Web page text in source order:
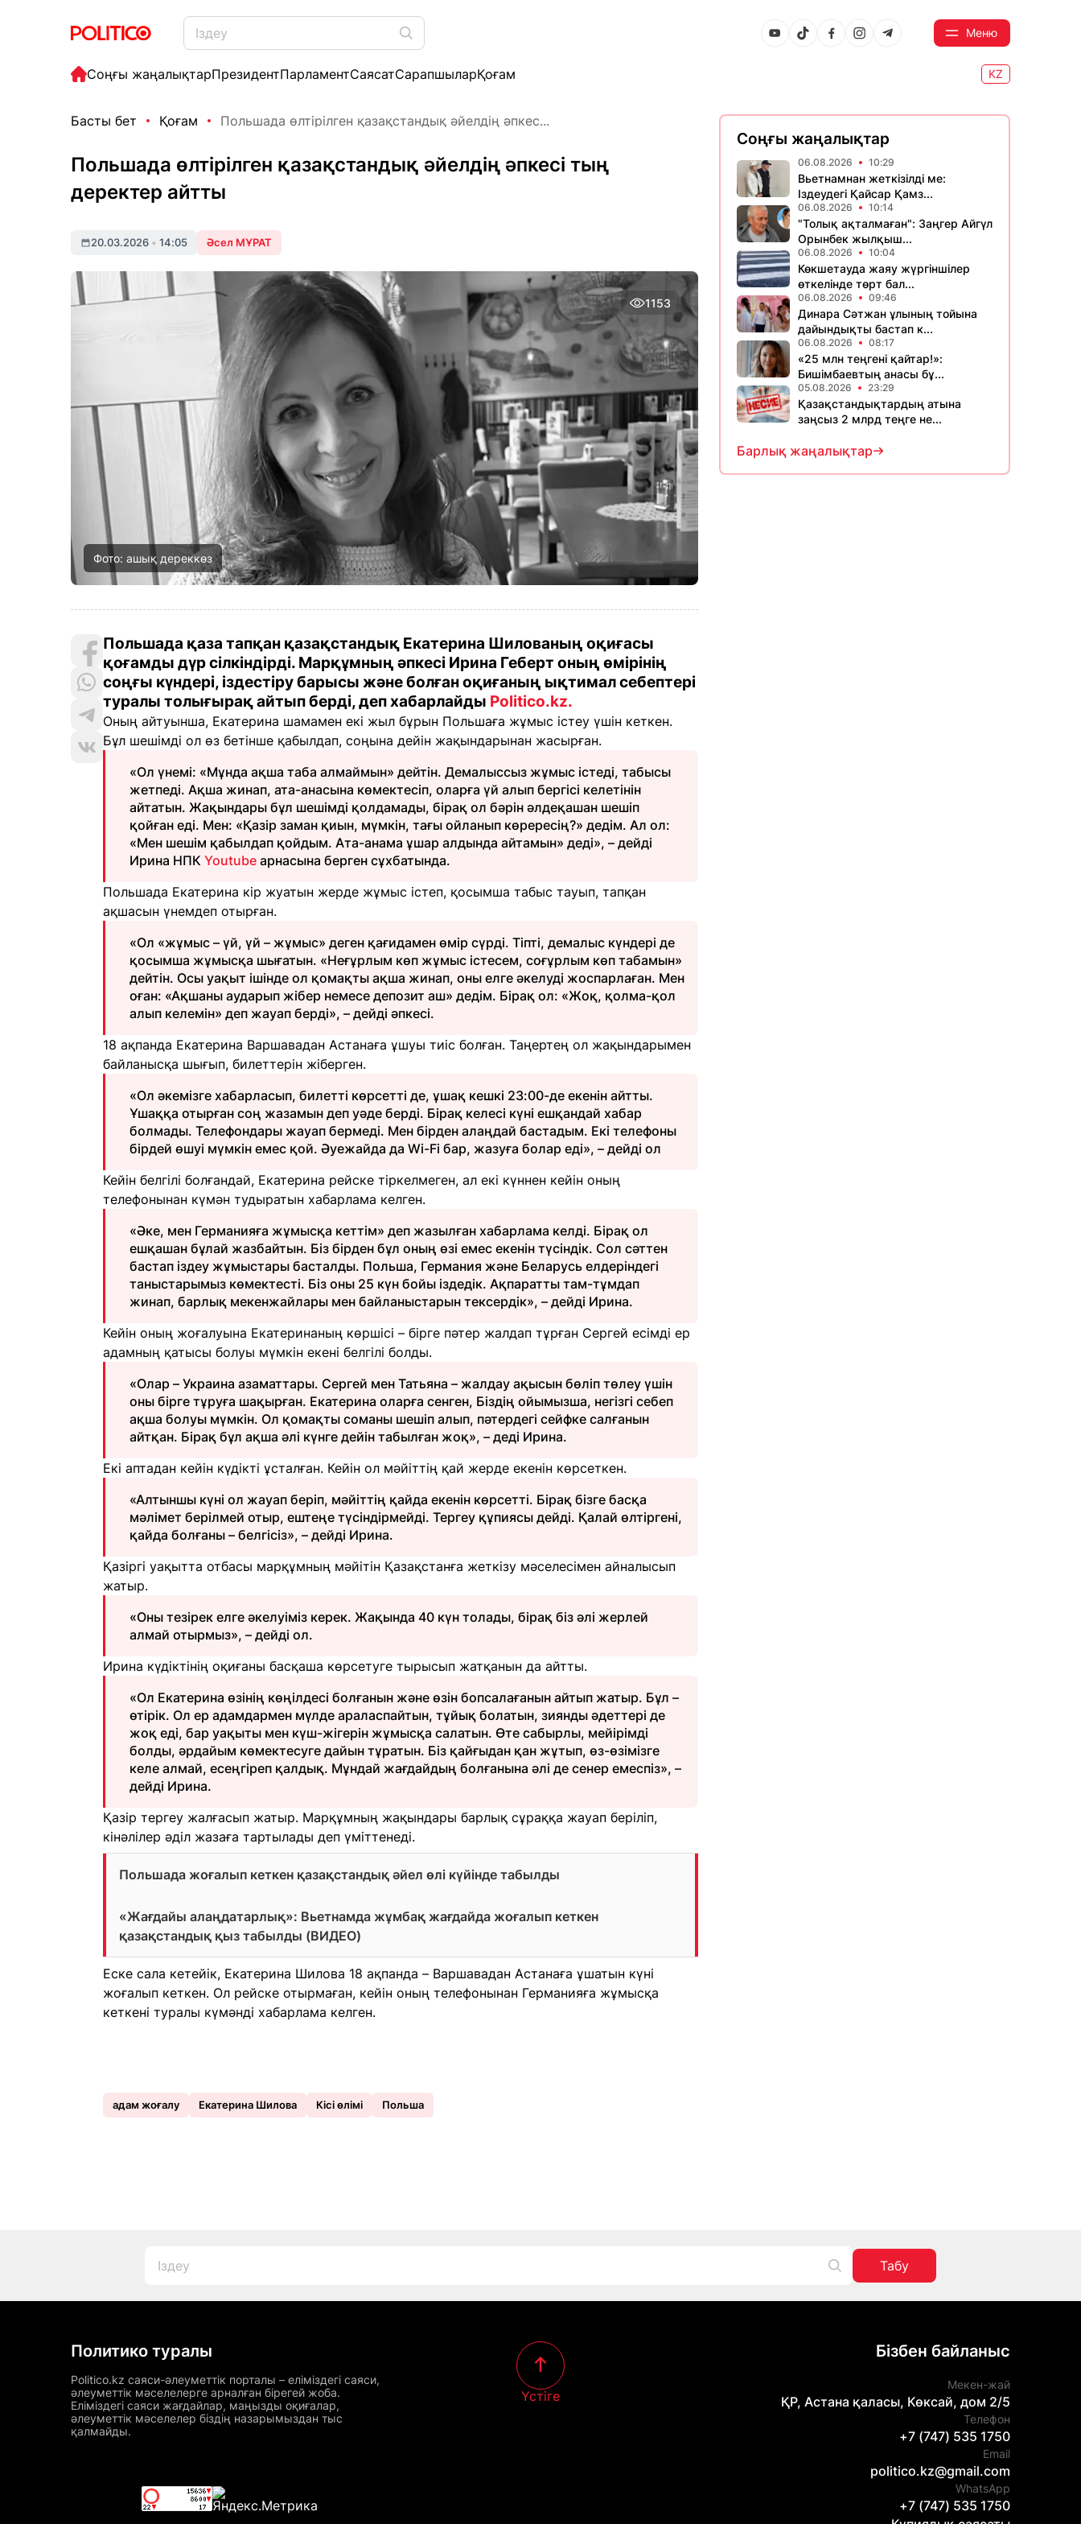
Меню
Соңғы жаңалықтарПрезидентПарламентСаясатСарапшыларҚоғам KZ
Басты бет Қоғам Польшада өлтірілген қазақстандық әйелдің әпкес...
Польшада өлтірілген қазақстандық әйелдің әпкесі тың
деректер айтты
20.03.2026 • 14:05 Әсел МҰРАТ
1153
Фото: ашық дереккөз
Польшада қаза тапқан қазақстандық Екатерина Шилованың оқиғасы
қоғамды дүр сілкіндірді. Марқұмның әпкесі Ирина Геберт оның өмірінің
соңғы күндері, іздестіру барысы және болған оқиғаның ықтимал себептері
туралы толығырақ айтып берді, деп хабарлайды Politico.kz.
Оның айтуынша, Екатерина шамамен екі жыл бұрын Польшаға жұмыс істеу үшін кеткен.
Бұл шешімді ол өз бетінше қабылдап, соңына дейін жақындарынан жасырған.
«Ол үнемі: «Мұнда ақша таба алмаймын» дейтін. Демалыссыз жұмыс істеді, табысы
жетпеді. Ақша жинап, ата-анасына көмектесіп, оларға үй алып бергісі келетінін
айтатын. Жақындары бұл шешімді қолдамады, бірақ ол бәрін әлдеқашан шешіп
қойған еді. Мен: «Қазір заман қиын, мүмкін, тағы ойланып көрересің?» дедім. Ал ол:
«Мен шешім қабылдап қойдым. Ата-анама ұшар алдында айтамын» деді», – дейді
Ирина НПК Youtube арнасына берген сұхбатында.
Польшада Екатерина кір жуатын жерде жұмыс істеп, қосымша табыс тауып, тапқан
ақшасын үнемдеп отырған.
«Ол «жұмыс – үй, үй – жұмыс» деген қағидамен өмір сүрді. Тіпті, демалыс күндері де
қосымша жұмысқа шығатын. «Неғұрлым көп жұмыс істесем, соғұрлым көп табамын»
дейтін. Осы уақыт ішінде ол қомақты ақша жинап, оны елге әкелуді жоспарлаған. Мен
оған: «Ақшаны аударып жібер немесе депозит аш» дедім. Бірақ ол: «Жоқ, қолма-қол
алып келемін» деп жауап берді», – дейді әпкесі.
18 ақпанда Екатерина Варшавадан Астанаға ұшуы тиіс болған. Таңертең ол жақындарымен
байланысқа шығып, билеттерін жіберген.
«Ол әкемізге хабарласып, билетті көрсетті де, ұшақ кешкі 23:00-де екенін айтты.
Ұшаққа отырған соң жазамын деп уәде берді. Бірақ келесі күні ешқандай хабар
болмады. Телефондары жауап бермеді. Мен бірден алаңдай бастадым. Екі телефоны
бірдей өшуі мүмкін емес қой. Әуежайда да Wi-Fi бар, жазуға болар еді», – дейді ол
Кейін белгілі болғандай, Екатерина рейске тіркелмеген, ал екі күннен кейін оның
телефонынан күмән тудыратын хабарлама келген.
«Әке, мен Германияға жұмысқа кеттім» деп жазылған хабарлама келді. Бірақ ол
ешқашан бұлай жазбайтын. Біз бірден бұл оның өзі емес екенін түсіндік. Сол сәттен
бастап іздеу жұмыстары басталды. Польша, Германия және Беларусь елдеріндегі
таныстарымыз көмектесті. Біз оны 25 күн бойы іздедік. Ақпаратты там-тұмдап
жинап, барлық мекенжайлары мен байланыстарын тексердік», – дейді Ирина.
Кейін оның жоғалуына Екатеринаның көршісі – бірге пәтер жалдап тұрған Сергей есімді ер
адамның қатысы болуы мүмкін екені белгілі болды.
«Олар – Украина азаматтары. Сергей мен Татьяна – жалдау ақысын бөліп төлеу үшін
оны бірге тұруға шақырған. Екатерина оларға сенген, Біздің ойымызша, негізгі себеп
ақша болуы мүмкін. Ол қомақты соманы шешіп алып, пәтердегі сейфке салғанын
айтқан. Бірақ бұл ақша әлі күнге дейін табылған жоқ», – деді Ирина.
Екі аптадан кейін күдікті ұсталған. Кейін ол мәйіттің қай жерде екенін көрсеткен.
«Алтыншы күні ол жауап беріп, мәйіттің қайда екенін көрсетті. Бірақ бізге басқа
мәлімет берілмей отыр, ештеңе түсіндірмейді. Тергеу құпиясы дейді. Қалай өлтіргені,
қайда болғаны – белгісіз», – дейді Ирина.
Қазіргі уақытта отбасы марқұмның мәйітін Қазақстанға жеткізу мәселесімен айналысып
жатыр.
«Оны тезірек елге әкелуіміз керек. Жақында 40 күн толады, бірақ біз әлі жерлей
алмай отырмыз», – дейді ол.
Ирина күдіктінің оқиғаны басқаша көрсетуге тырысып жатқанын да айтты.
«Ол Екатерина өзінің көңілдесі болғанын және өзін бопсалағанын айтып жатыр. Бұл –
өтірік. Ол ер адамдармен мүлде араласпайтын, тұйық болатын, зиянды әдеттері де
жоқ еді, бар уақыты мен күш-жігерін жұмысқа салатын. Өте сабырлы, мейірімді
болды, әрдайым көмектесуге дайын тұратын. Біз қайғыдан қан жұтып, өз-өзімізге
келе алмай, есеңгіреп қалдық. Мұндай жағдайдың болғанына әлі де сенер емеспіз», –
дейді Ирина.
Қазір тергеу жалғасып жатыр. Марқұмның жақындары барлық сұраққа жауап беріліп,
кінәлілер әділ жазаға тартылады деп үміттенеді.
Польшада жоғалып кеткен қазақстандық әйел өлі күйінде табылды
«Жағдайы алаңдатарлық»: Вьетнамда жұмбақ жағдайда жоғалып кеткен
қазақстандық қыз табылды (ВИДЕО)
Еске сала кетейік, Екатерина Шилова 18 ақпанда – Варшавадан Астанаға ұшатын күні
жоғалып кеткен. Ол рейске отырмаған, кейін оның телефонынан Германияға жұмысқа
кеткені туралы күмәнді хабарлама келген.
адам жоғалу Екатерина Шилова Кісі өлімі Польша
Соңғы жаңалықтар
06.08.2026 10:29
Вьетнамнан жеткізілді ме:
Іздеудегі Қайсар Қамз...
06.08.2026 10:14
"Толық ақталмаған": Заңгер Айгүл
Орынбек жылқыш...
06.08.2026 10:04
Көкшетауда жаяу жүргіншілер
өткелінде төрт бал...
06.08.2026 09:46
Динара Сәтжан ұлының тойына
дайындықты бастап к...
06.08.2026 08:17
«25 млн теңгені қайтар!»:
Бишімбаевтың анасы бұ...
05.08.2026 23:29
Қазақстандықтардың атына
заңсыз 2 млрд теңге не...
Барлық жаңалықтар
Табу
Политико туралы
Politico.kz саяси-әлеуметтік порталы – еліміздегі саяси,
әлеуметтік мәселелерге арналған бірегей жоба.
Еліміздегі саяси жағдайлар, маңызды оқиғалар,
әлеуметтік мәселелер біздің назарымыздан тыс
қалмайды.
Үстіге
Бізбен байланыс
Мекен-жай
ҚР, Астана қаласы, Көксай, дом 2/5
Телефон
+7 (747) 535 1750
Email
politico.kz@gmail.com
WhatsApp
+7 (747) 535 1750